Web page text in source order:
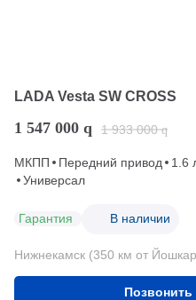
LADA Vesta SW CROSS
1 547 000 q 1 933 000 q
МКПП Передний привод 1.6
Универсал
Гарантия В наличии
Нижнекамск (350 км от
Позвонить